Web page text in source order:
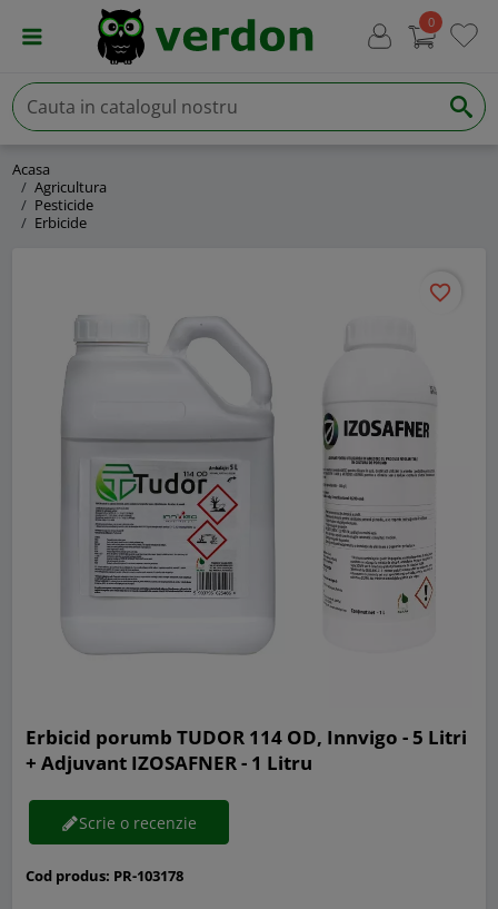
0
Acasa
Agricultura
Pesticide
Erbicide
favorite_border
Erbicid porumb TUDOR 114 OD, Innvigo - 5 Litri
+ Adjuvant IZOSAFNER - 1 Litru
Scrie o recenzie
Cod produs: PR-103178